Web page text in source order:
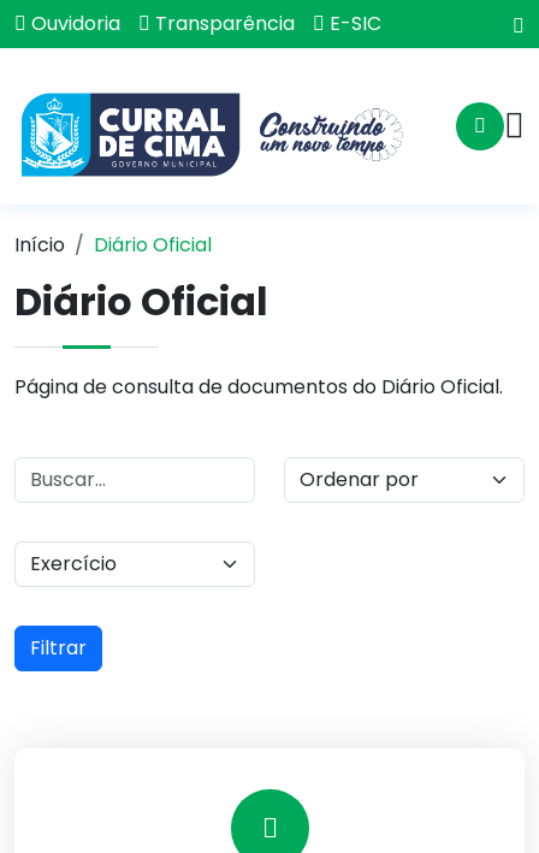
Ouvidoria Transparência E-SIC
Início Diário Oficial
Diário Oficial
Página de consulta de documentos do Diário Oficial.
Filtrar